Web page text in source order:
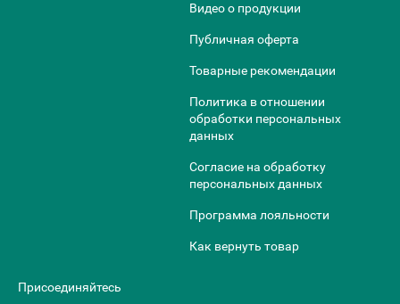
Видео о продукции
Публичная оферта
Товарные рекомендации
Политика в отношении
обработки персональных
данных
Согласие на обработку
персональных данных
Программа лояльности
Как вернуть товар
Присоединяйтесь